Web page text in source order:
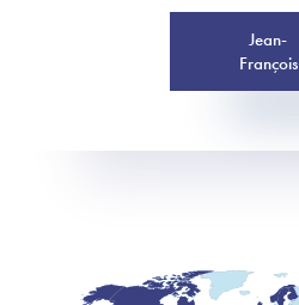
Jean-
François